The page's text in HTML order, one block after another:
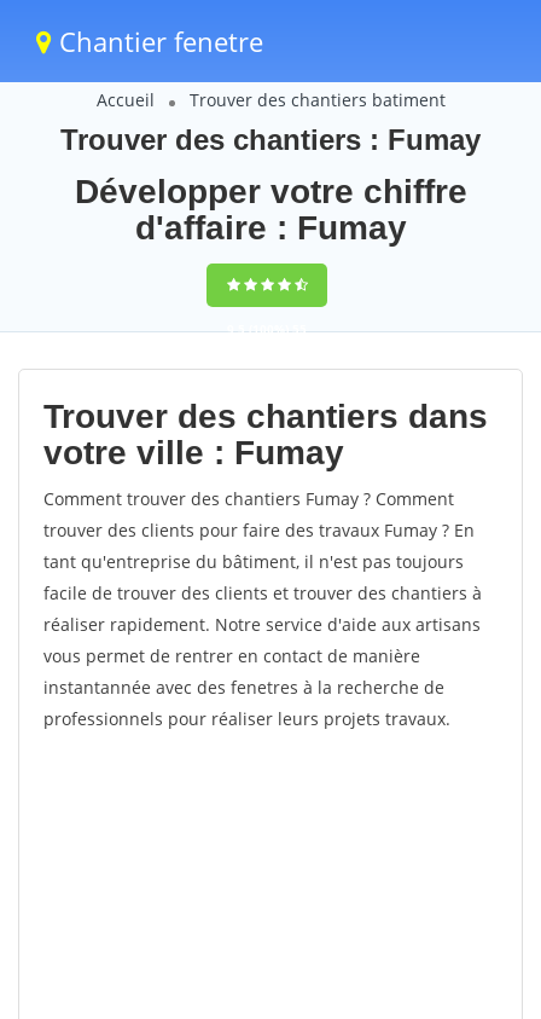
Chantier fenetre
Accueil Trouver des chantiers batiment
Trouver des chantiers : Fumay
Développer votre chiffre
d'affaire : Fumay
9,5(100%)55
votes
Trouver des chantiers dans
votre ville : Fumay
Comment trouver des chantiers Fumay ? Comment
trouver des clients pour faire des travaux Fumay ? En
tant qu'entreprise du bâtiment, il n'est pas toujours
facile de trouver des clients et trouver des chantiers à
réaliser rapidement. Notre service d'aide aux artisans
vous permet de rentrer en contact de manière
instantannée avec des fenetres à la recherche de
professionnels pour réaliser leurs projets travaux.